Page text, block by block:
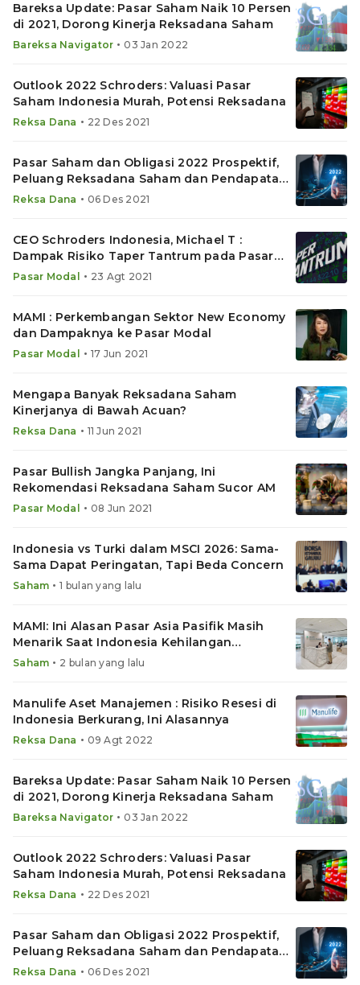
Bareksa Update: Pasar Saham Naik 10 Persen
di 2021, Dorong Kinerja Reksadana Saham
Bareksa Navigator • 03 Jan 2022
Outlook 2022 Schroders: Valuasi Pasar
Saham Indonesia Murah, Potensi Reksadana
Reksa Dana • 22 Des 2021
Pasar Saham dan Obligasi 2022 Prospektif,
Peluang Reksadana Saham dan Pendapatan
Tetap
Reksa Dana • 06 Des 2021
CEO Schroders Indonesia, Michael T :
Dampak Risiko Taper Tantrum pada Pasar
Indonesia
Pasar Modal • 23 Agt 2021
MAMI : Perkembangan Sektor New Economy
dan Dampaknya ke Pasar Modal
Pasar Modal • 17 Jun 2021
Mengapa Banyak Reksadana Saham
Kinerjanya di Bawah Acuan?
Reksa Dana • 11 Jun 2021
Pasar Bullish Jangka Panjang, Ini
Rekomendasi Reksadana Saham Sucor AM
Pasar Modal • 08 Jun 2021
Indonesia vs Turki dalam MSCI 2026: Sama-
Sama Dapat Peringatan, Tapi Beda Concern
Saham • 1 bulan yang lalu
MAMI: Ini Alasan Pasar Asia Pasifik Masih
Menarik Saat Indonesia Kehilangan
Momentum
Saham • 2 bulan yang lalu
Manulife Aset Manajemen : Risiko Resesi di
Indonesia Berkurang, Ini Alasannya
Reksa Dana • 09 Agt 2022
Bareksa Update: Pasar Saham Naik 10 Persen
di 2021, Dorong Kinerja Reksadana Saham
Bareksa Navigator • 03 Jan 2022
Outlook 2022 Schroders: Valuasi Pasar
Saham Indonesia Murah, Potensi Reksadana
Reksa Dana • 22 Des 2021
Pasar Saham dan Obligasi 2022 Prospektif,
Peluang Reksadana Saham dan Pendapatan
Tetap
Reksa Dana • 06 Des 2021